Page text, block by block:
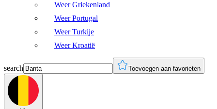
Weer Griekenland
Weer Portugal
Weer Turkije
Weer Kroatië
search Toevoegen aan favorieten